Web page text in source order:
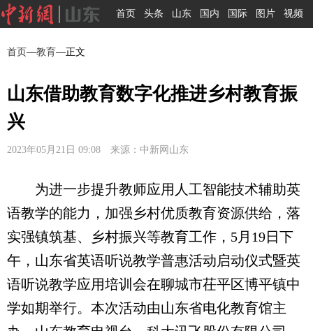
首页 头条 山东 国内 国际 图片 视频
首页—教育—正文
山东借助教育数字化推进乡村教育振
兴
2023年05月21日 09:08 来源：中新网山东
为进一步提升教师应用人工智能技术辅助英
语教学的能力，加强乡村优质教育资源供给，落
实强镇筑基、乡村振兴等教育工作，5月19日下
午，山东省英语听说教学普惠活动启动仪式暨英
语听说教学应用培训会在聊城市茌平区博平镇中
学如期举行。本次活动由山东省电化教育馆主